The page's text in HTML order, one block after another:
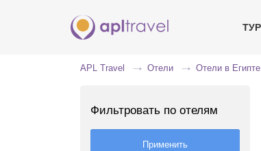
APL Travel Отели Отели в Египте
Фильтровать по отелям